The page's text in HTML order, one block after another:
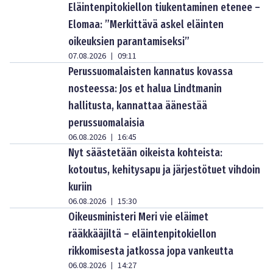
Eläintenpitokiellon tiukentaminen etenee –
Elomaa: ”Merkittävä askel eläinten
oikeuksien parantamiseksi”
07.08.2026 | 09:11
Perussuomalaisten kannatus kovassa
nosteessa: Jos et halua Lindtmanin
hallitusta, kannattaa äänestää
perussuomalaisia
06.08.2026 | 16:45
Nyt säästetään oikeista kohteista:
kotoutus, kehitysapu ja järjestötuet vihdoin
kuriin
06.08.2026 | 15:30
Oikeusministeri Meri vie eläimet
rääkkääjiltä – eläintenpitokiellon
rikkomisesta jatkossa jopa vankeutta
06.08.2026 | 14:27